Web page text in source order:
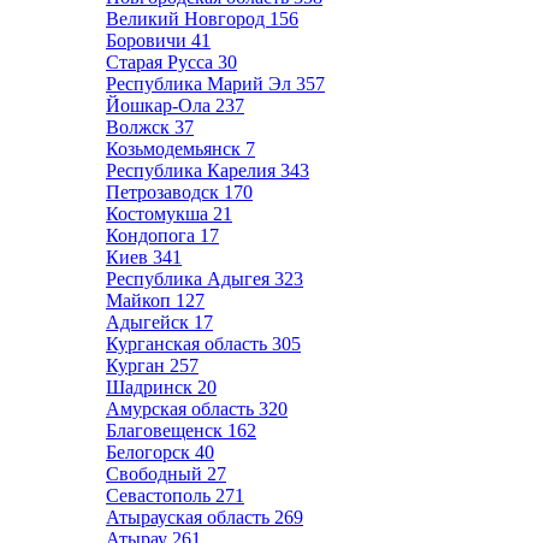
Великий Новгород 156
Боровичи 41
Старая Русса 30
Республика Марий Эл 357
Йошкар-Ола 237
Волжск 37
Козьмодемьянск 7
Республика Карелия 343
Петрозаводск 170
Костомукша 21
Кондопога 17
Киев 341
Республика Адыгея 323
Майкоп 127
Адыгейск 17
Курганская область 305
Курган 257
Шадринск 20
Амурская область 320
Благовещенск 162
Белогорск 40
Свободный 27
Севастополь 271
Атырауская область 269
Атырау 261